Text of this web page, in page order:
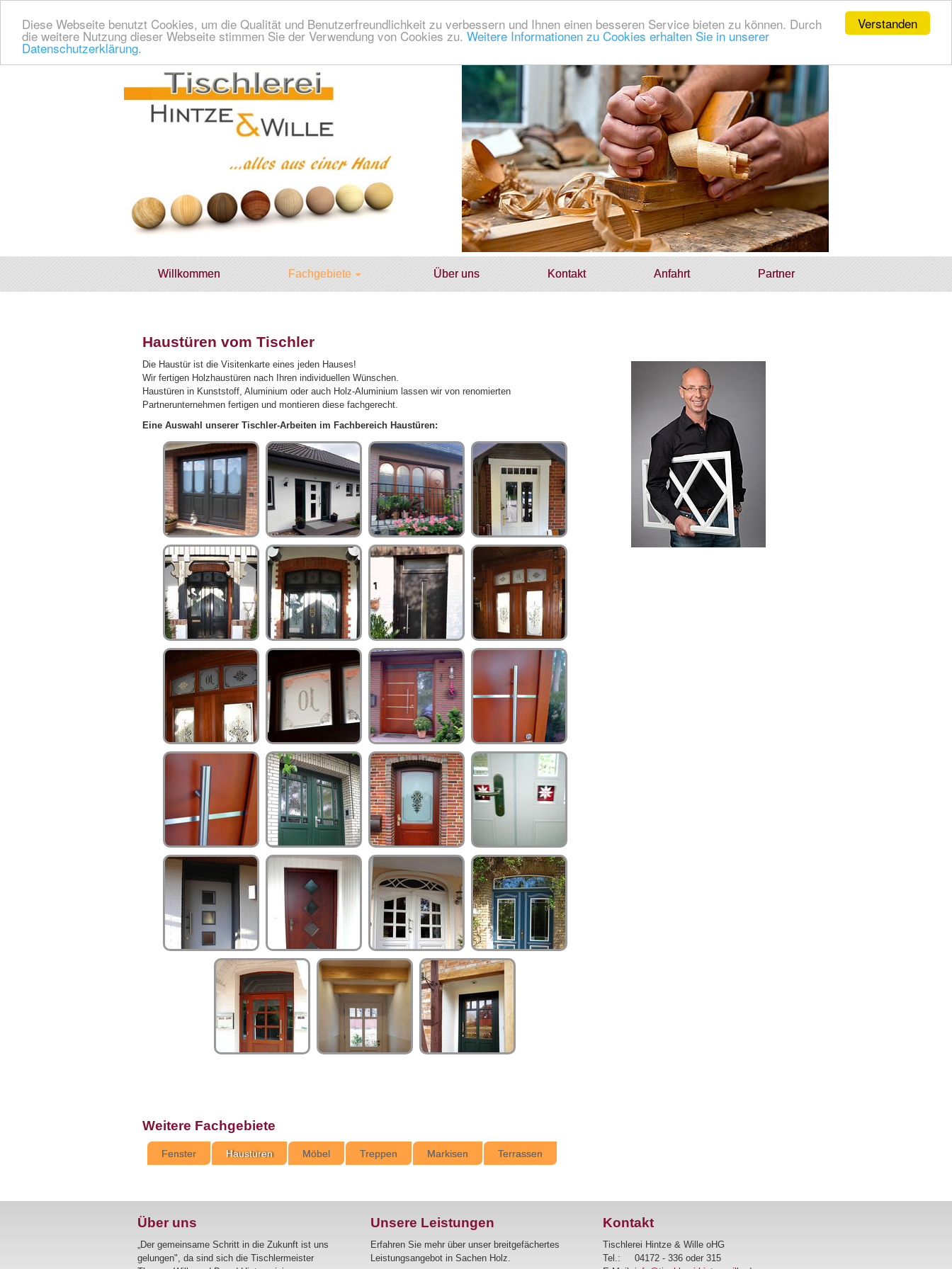
Verstanden
Diese Webseite benutzt Cookies, um die Qualität und Benutzerfreundlichkeit zu verbessern und Ihnen einen besseren Service bieten zu können. Durch
die weitere Nutzung dieser Webseite stimmen Sie der Verwendung von Cookies zu. Weitere Informationen zu Cookies erhalten Sie in unserer
Datenschutzerklärung.
Willkommen Fachgebiete Über uns Kontakt Anfahrt Partner
Haustüren vom Tischler
Die Haustür ist die Visitenkarte eines jeden Hauses!
Wir fertigen Holzhaustüren nach Ihren individuellen Wünschen.
Haustüren in Kunststoff, Aluminium oder auch Holz-Aluminium lassen wir von renomierten
Partnerunternehmen fertigen und montieren diese fachgerecht.
Eine Auswahl unserer Tischler-Arbeiten im Fachbereich Haustüren:
Weitere Fachgebiete
Fenster Haustüren Möbel Treppen Markisen Terrassen
Über uns
„Der gemeinsame Schritt in die Zukunft ist uns
gelungen", da sind sich die Tischlermeister
Unsere Leistungen
Erfahren Sie mehr über unser breitgefächertes
Leistungsangebot in Sachen Holz.
Kontakt
Tischlerei Hintze & Wille oHG
Tel.: 04172 - 336 oder 315